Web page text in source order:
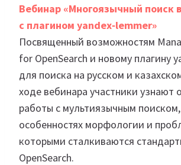
Вебинар «Многоязычный поиск
с плагином yandex‑lemmer»
Посвященный возможностям
for OpenSearch и новому плагину
для поиска на русском и
ходе вебинара участники узнают
работы с мультиязычным поиском,
особенностях морфологии и
которыми сталкиваются
OpenSearch.